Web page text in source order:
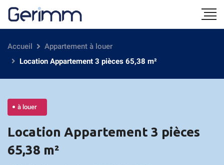
Accueil
Appartement à louer
Location Appartement 3 pièces 65,38 m²
à louer
Location Appartement 3 pièces
65,38 m²